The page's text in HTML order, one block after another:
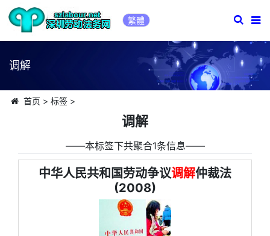
繁體
调解
首页 > 标签>
调解
――本标签下共聚合1条信息――
中华人民共和国劳动争议调解仲裁法
(2008)